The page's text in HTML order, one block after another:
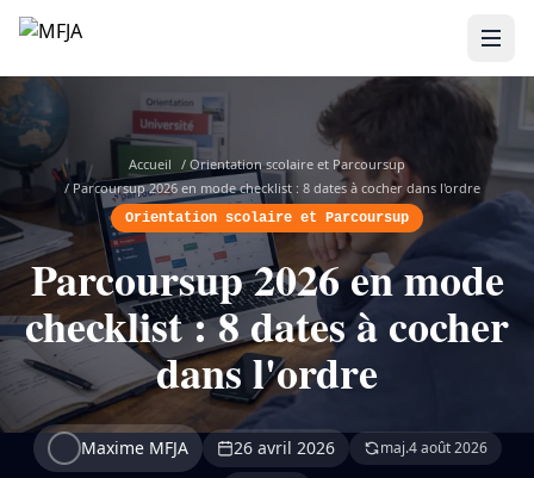
Accueil / Orientation scolaire et Parcoursup
/ Parcoursup 2026 en mode checklist : 8 dates à cocher dans l'ordre
Orientation scolaire et Parcoursup
Parcoursup 2026 en mode
checklist : 8 dates à cocher
dans l'ordre
Maxime MFJA 26 avril 2026 maj.4 août 2026